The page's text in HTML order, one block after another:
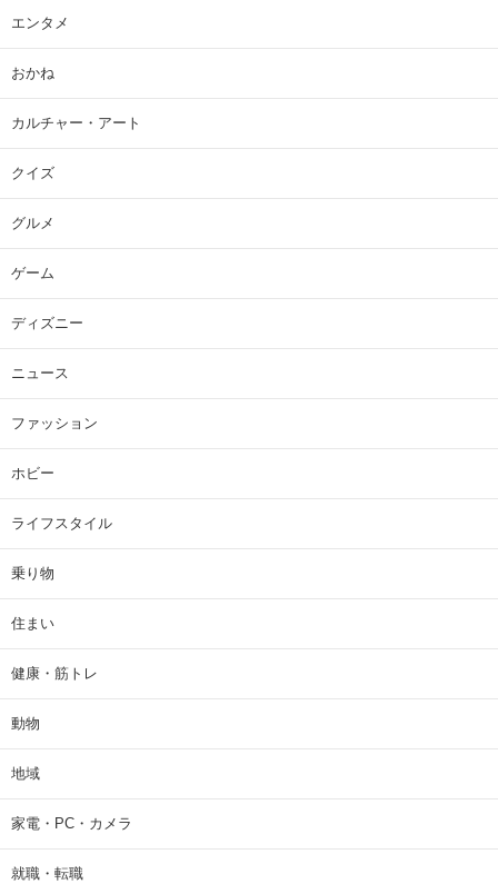
エンタメ
おかね
カルチャー・アート
クイズ
グルメ
ゲーム
ディズニー
ニュース
ファッション
ホビー
ライフスタイル
乗り物
住まい
健康・筋トレ
動物
地域
家電・PC・カメラ
就職・転職